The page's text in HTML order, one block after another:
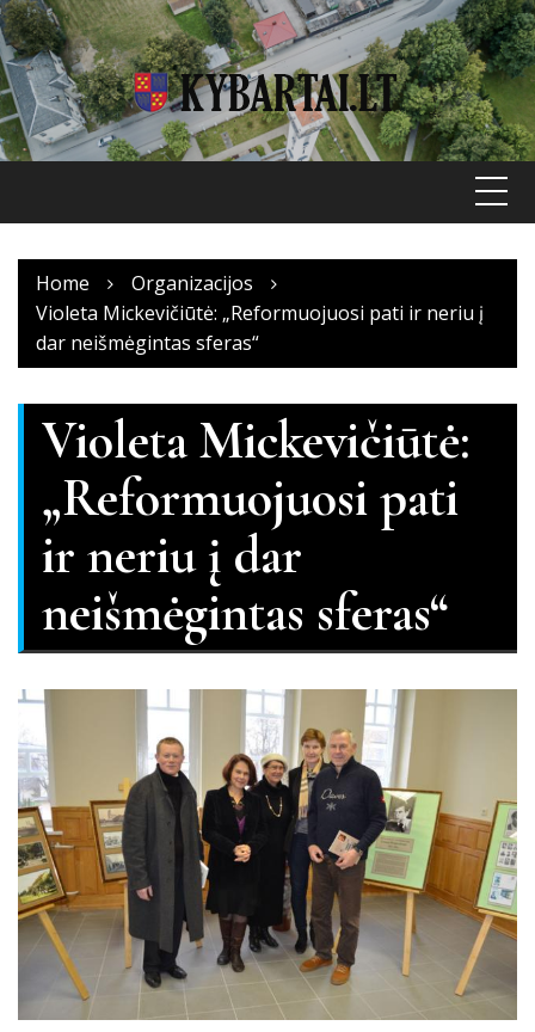
Skip
to
content
Home
Organizacijos
Violeta Mickevičiūtė: „Reformuojuosi pati ir neriu į
dar neišmėgintas sferas“
Violeta Mickevičiūtė:
„Reformuojuosi pati
ir neriu į dar
neišmėgintas sferas“